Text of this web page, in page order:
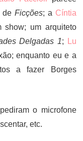
deFicções; a Cíntia
show; um arquiteto
Delgadas 1;
Lu
enquanto eu e a
a fazer Borges
o microfone
etc.